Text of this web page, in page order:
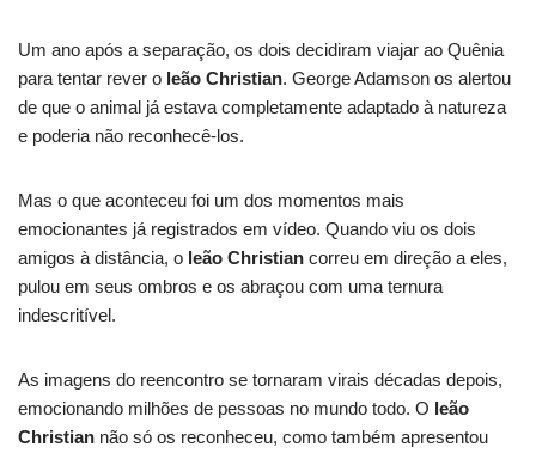
Um ano após a separação, os dois decidiram viajar ao Quênia
para tentar rever o leão Christian. George Adamson os alertou
de que o animal já estava completamente adaptado à natureza
e poderia não reconhecê-los.
Mas o que aconteceu foi um dos momentos mais
emocionantes já registrados em vídeo. Quando viu os dois
amigos à distância, o leão Christian correu em direção a eles,
pulou em seus ombros e os abraçou com uma ternura
indescritível.
As imagens do reencontro se tornaram virais décadas depois,
emocionando milhões de pessoas no mundo todo. O leão
Christian não só os reconheceu, como também apresentou